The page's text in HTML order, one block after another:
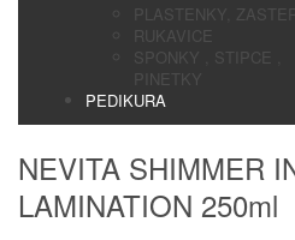
PLASTENKY,
RUKAVICE
SPONKY , STIPCE ,
PINETKY
PEDIKURA
NEVITA SHIMMER
LAMINATION 250ml